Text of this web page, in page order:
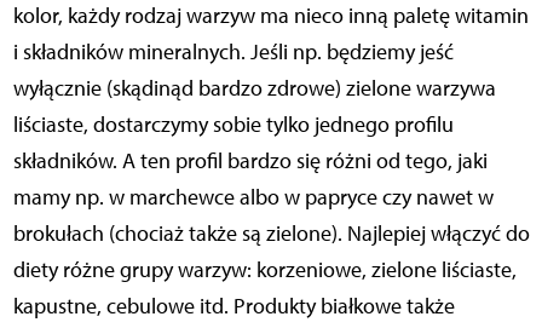
kolor, każdy rodzaj warzyw ma nieco inną paletę witamin
i składników mineralnych. Jeśli np. będziemy jeść
wyłącznie (skądinąd bardzo zdrowe) zielone warzywa
liściaste, dostarczymy sobie tylko jednego profilu
składników. A ten profil bardzo się różni od tego, jaki
mamy np. w marchewce albo w papryce czy nawet w
brokułach (chociaż także są zielone). Najlepiej włączyć do
diety różne grupy warzyw: korzeniowe, zielone liściaste,
kapustne, cebulowe itd. Produkty białkowe także